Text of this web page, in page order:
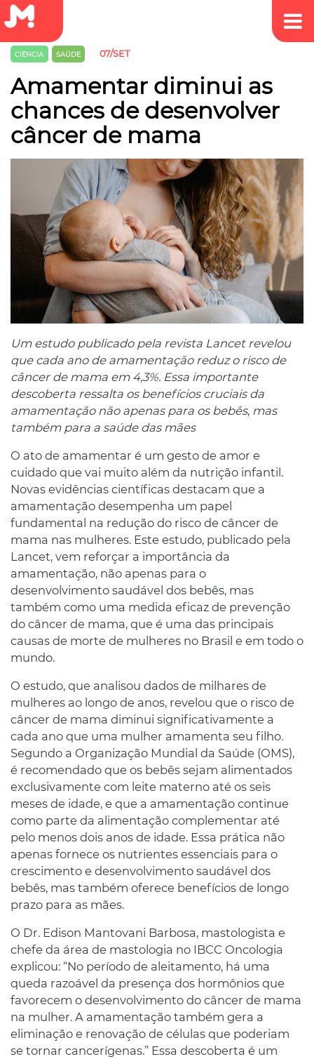
CIÊNCIA SAÚDE 07/SET
Amamentar diminui as
chances de desenvolver
câncer de mama
Um estudo publicado pela revista Lancet revelou
que cada ano de amamentação reduz o risco de
câncer de mama em 4,3%. Essa importante
descoberta ressalta os benefícios cruciais da
amamentação não apenas para os bebês, mas
também para a saúde das mães
O ato de amamentar é um gesto de amor e
cuidado que vai muito além da nutrição infantil.
Novas evidências científicas destacam que a
amamentação desempenha um papel
fundamental na redução do risco de câncer de
mama nas mulheres. Este estudo, publicado pela
Lancet, vem reforçar a importância da
amamentação, não apenas para o
desenvolvimento saudável dos bebês, mas
também como uma medida eficaz de prevenção
do câncer de mama, que é uma das principais
causas de morte de mulheres no Brasil e em todo o
mundo.
O estudo, que analisou dados de milhares de
mulheres ao longo de anos, revelou que o risco de
câncer de mama diminui significativamente a
cada ano que uma mulher amamenta seu filho.
Segundo a Organização Mundial da Saúde (OMS),
é recomendado que os bebês sejam alimentados
exclusivamente com leite materno até os seis
meses de idade, e que a amamentação continue
como parte da alimentação complementar até
pelo menos dois anos de idade. Essa prática não
apenas fornece os nutrientes essenciais para o
crescimento e desenvolvimento saudável dos
bebês, mas também oferece benefícios de longo
prazo para as mães.
O Dr. Edison Mantovani Barbosa, mastologista e
chefe da área de mastologia no IBCC Oncologia
explicou: “No período de aleitamento, há uma
queda razoável da presença dos hormônios que
favorecem o desenvolvimento do câncer de mama
na mulher. A amamentação também gera a
eliminação e renovação de células que poderiam
se tornar cancerígenas.” Essa descoberta é um